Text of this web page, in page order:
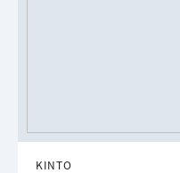
KINTO